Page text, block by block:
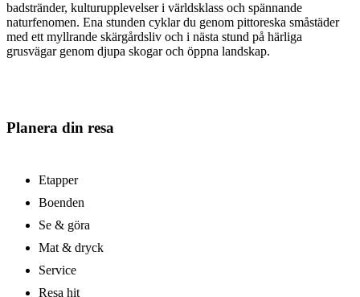
badstränder, kulturupplevelser i världsklass och spännande
naturfenomen. Ena stunden cyklar du genom pittoreska småstäder
med ett myllrande skärgårdsliv och i nästa stund på härliga
grusvägar genom djupa skogar och öppna landskap.
Planera din resa
Etapper
Boenden
Se & göra
Mat & dryck
Service
Resa hit